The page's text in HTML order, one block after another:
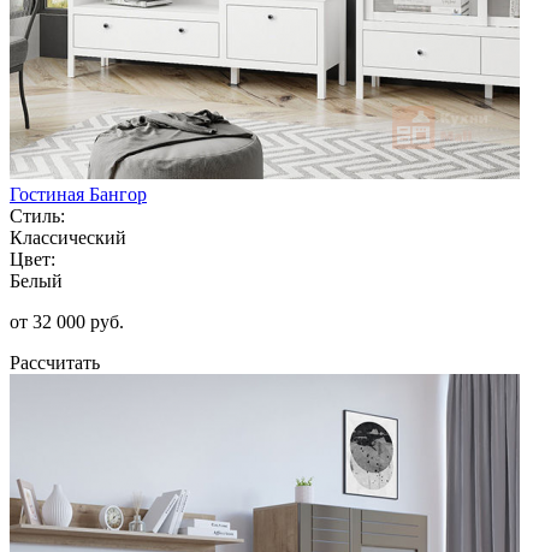
Гостиная Бангор
Стиль:
Классический
Цвет:
Белый
от 32 000 руб.
Рассчитать